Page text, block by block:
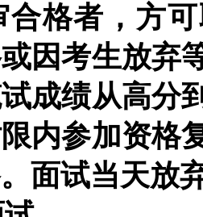
合格者，方
因考生放弃
成绩从高分
内参加资格
面试当天放